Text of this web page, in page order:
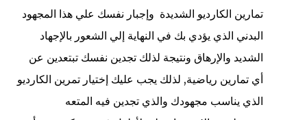
تمارين الكارديو الشديدة وإجبار نفسك علي هذا المجهود
البدني الذي يؤدي بك في النهاية إلي الشعور بالإجهاد
الشديد والإرهاق ونتيجة لذلك تجدين نفسك تبتعدين عن
أي تمارين رياضية, لذلك يجب عليك إختيار تمرين الكارديو
الذي يناسب مجهودك والذي تجدين فيه المتعه